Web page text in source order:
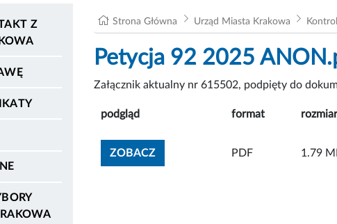
Z
Strona Główna Urząd Miasta Krakowa
Petycja 92 2025
Załącznik aktualny nr 615502, podpięty do
podgląd format rozmiar
ZOBACZZOBACZ ZAŁĄCZNIK
PDF 1.79